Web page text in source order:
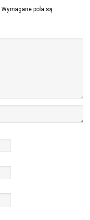
Wymagane pola są